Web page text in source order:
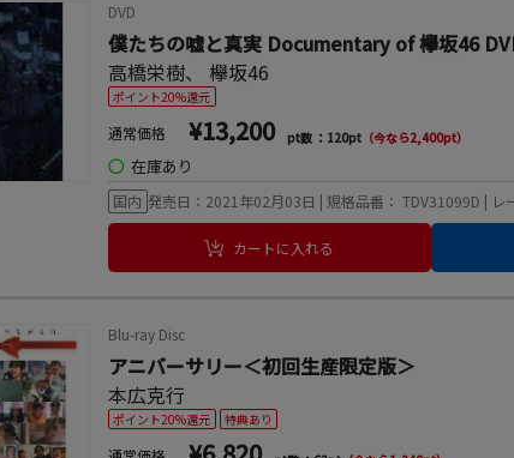
DVD
僕たちの嘘と真実 Documentary of 欅坂46
高橋栄樹、欅坂46
ポイント20%還元
通常価格 ¥13,200 pt数 ：120pt （今なら2,400pt）
◯ 在庫あり
国内 発売日：2021年02月03日 | 規格品番： TDV31099D |
カートに入れる
Blu-ray Disc
アニバーサリー＜初回生産限定版＞
本広克行
ポイント20%還元 特典あり